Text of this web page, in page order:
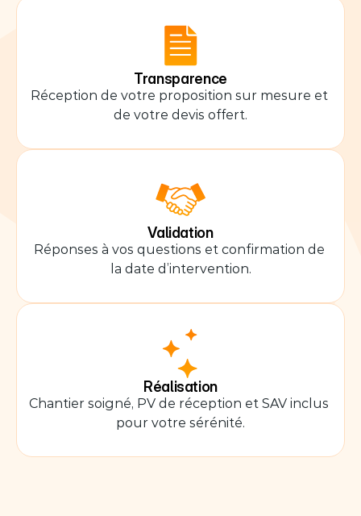
Transparence
Réception de votre proposition sur mesure et
de votre devis offert.
Validation
Réponses à vos questions et confirmation de
la date d’intervention.
Réalisation
Chantier soigné, PV de réception et SAV inclus
pour votre sérénité.